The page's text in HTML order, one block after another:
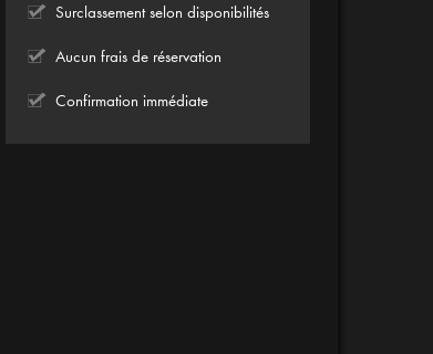
Surclassement selon disponibilités
Aucun frais de réservation
Confirmation immédiate